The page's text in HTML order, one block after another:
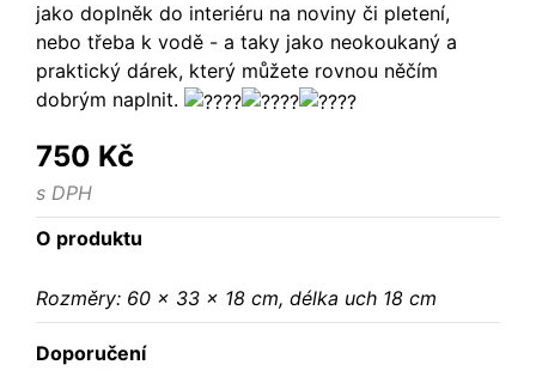
jako doplněk do interiéru na noviny či pletení,
nebo třeba k vodě - a taky jako neokoukaný a
praktický dárek, který můžete rovnou něčím
dobrým naplnit.
750 Kč
s DPH
O produktu
Rozměry: 60 x 33 x 18 cm, délka uch 18 cm
Doporučení